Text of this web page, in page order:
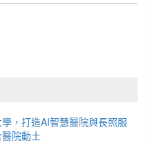
，打造AI智慧醫院與長照服
院動土